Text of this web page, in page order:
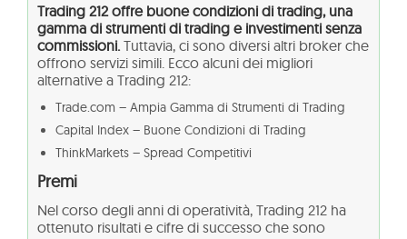
Trading 212 offre buone condizioni di trading, una
gamma di strumenti di trading e investimenti senza
commissioni. Tuttavia, ci sono diversi altri broker che
offrono servizi simili. Ecco alcuni dei migliori
alternative a Trading 212:
Trade.com – Ampia Gamma di Strumenti di Trading
Capital Index – Buone Condizioni di Trading
ThinkMarkets – Spread Competitivi
Premi
Nel corso degli anni di operatività, Trading 212 ha
ottenuto risultati e cifre di successo che sono